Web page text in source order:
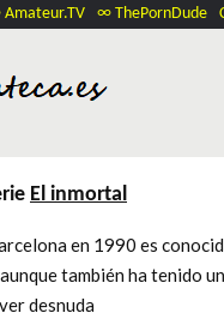
∞ ThePornDude
El inmortal
en 1990 es
aunque también ha tenido
desnuda